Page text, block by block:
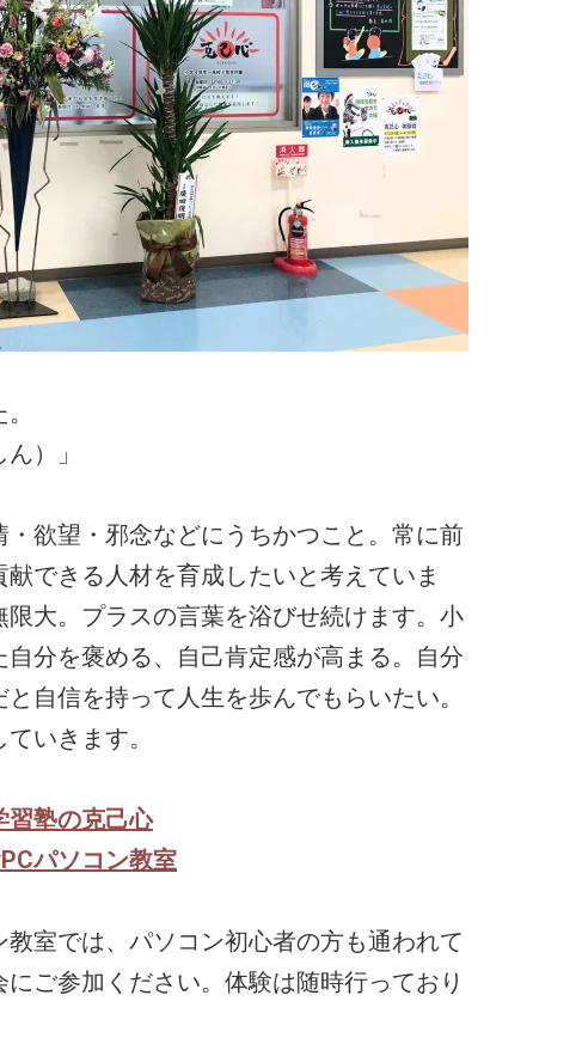
）」
欲望・邪念などにうちかつこと。常に前
できる人材を育成したいと考えていま
大。プラスの言葉を浴びせ続けます。小
分を褒める、自己肯定感が高まる。自分
自信を持って人生を歩んでもらいたい。
いきます。
塾の克己心
パソコン教室
室では、パソコン初心者の方も通われて
ご参加ください。体験は随時行っており